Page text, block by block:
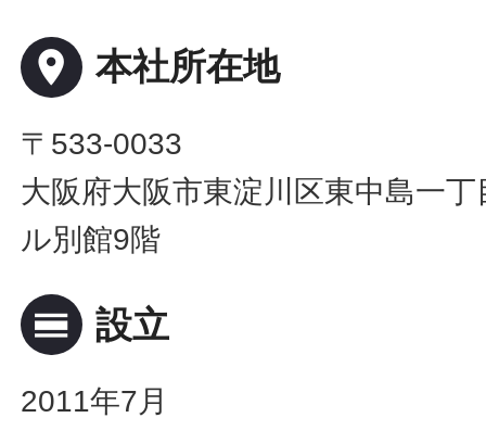
place 本社所在地
〒533-0033
大阪府大阪市東淀川区東中島一
ル別館9階
calendar_view_day 設立
2011年7月